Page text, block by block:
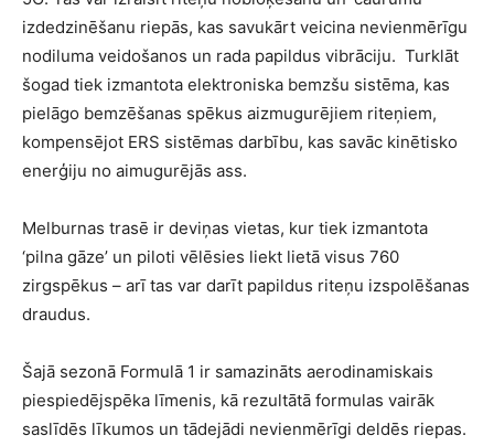
izdedzinēšanu riepās, kas savukārt veicina nevienmērīgu
nodiluma veidošanos un rada papildus vibrāciju. Turklāt
šogad tiek izmantota elektroniska bemzšu sistēma, kas
pielāgo bemzēšanas spēkus aizmugurējiem riteņiem,
kompensējot ERS sistēmas darbību, kas savāc kinētisko
enerģiju no aimugurējās ass.
Melburnas trasē ir deviņas vietas, kur tiek izmantota
‘pilna gāze’ un piloti vēlēsies liekt lietā visus 760
zirgspēkus – arī tas var darīt papildus riteņu izspolēšanas
draudus.
Šajā sezonā Formulā 1 ir samazināts aerodinamiskais
piespiedējspēka līmenis, kā rezultātā formulas vairāk
saslīdēs līkumos un tādejādi nevienmērīgi deldēs riepas.